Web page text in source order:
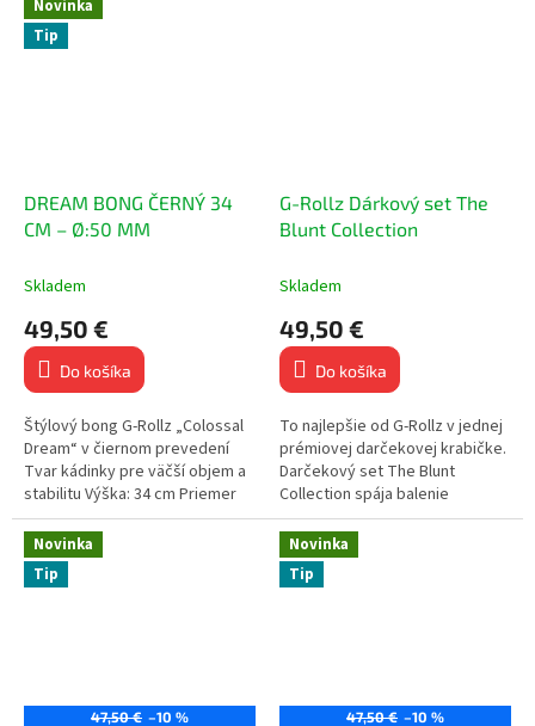
odolného...
Novinka
Tip
DREAM BONG ČERNÝ 34
CM – Ø:50 MM
Skladem
49,50 €
Do košíka
Štýlový bong G-Rollz „Colossal
Dream“ v čiernom prevedení
Tvar kádinky pre väčší objem a
stabilitu Výška: 34 cm Priemer
tela: 50 mm Vyrobený z
odolného...
G-Rollz Dárkový set The
Blunt Collection
Skladem
49,50 €
Do košíka
To najlepšie od G-Rollz v jednej
prémiovej darčekovej krabičke.
Darčekový set The Blunt
Collection spája balenie
najpredávanejších blunt wrapov,
cigaretových papierikov a...
Novinka
Tip
47,50 € –10 %
Novinka
Tip
47,50 € –10 %